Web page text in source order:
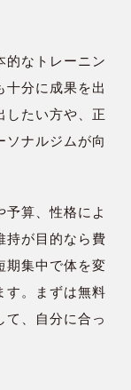
的なトレーニン
十分に成果を出
したい方や、正
ソナルジムが向
予算、性格によ
持が目的なら費
期集中で体を変
す。まずは無料
て、自分に合っ